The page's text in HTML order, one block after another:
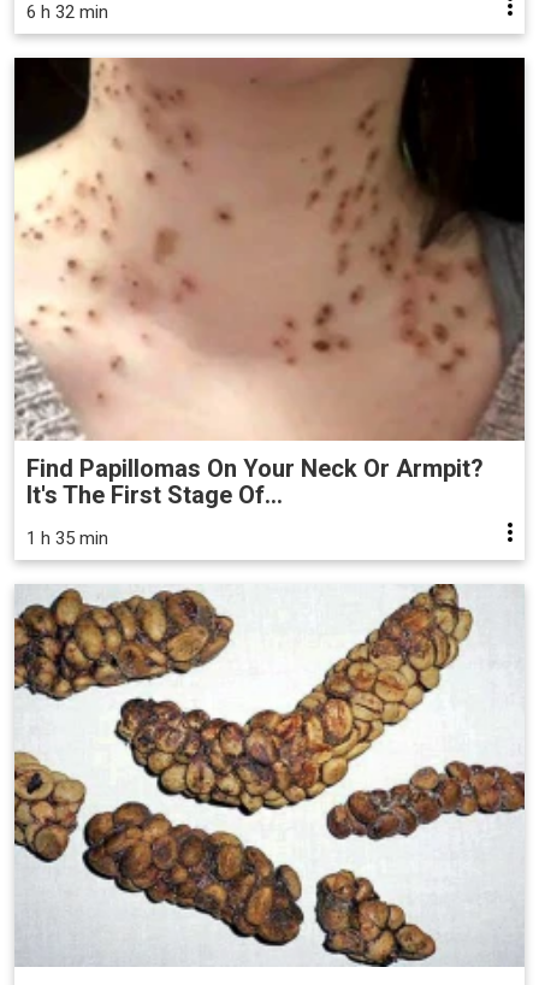
6 h 32 min
Find Papillomas On Your Neck Or Armpit?
It's The First Stage Of...
1 h 35 min